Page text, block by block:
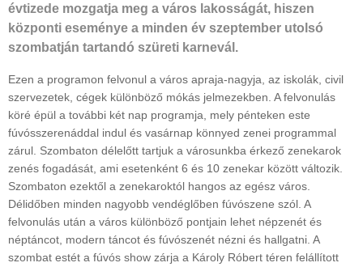
évtizede mozgatja meg a város lakosságát, hiszen
központi eseménye a minden év szeptember utolsó
szombatján tartandó szüreti karnevál.
Ezen a programon felvonul a város apraja-nagyja, az iskolák, civil
szervezetek, cégek különböző mókás jelmezekben. A felvonulás
köré épül a további két nap programja, mely pénteken este
fúvósszerenáddal indul és vasárnap könnyed zenei programmal
zárul. Szombaton délelőtt tartjuk a városunkba érkező zenekarok
zenés fogadását, ami esetenként 6 és 10 zenekar között változik.
Szombaton ezektől a zenekaroktól hangos az egész város.
Délidőben minden nagyobb vendéglőben fúvószene szól. A
felvonulás után a város különböző pontjain lehet népzenét és
néptáncot, modern táncot és fúvószenét nézni és hallgatni. A
szombat estét a fúvós show zárja a Károly Róbert téren felállított